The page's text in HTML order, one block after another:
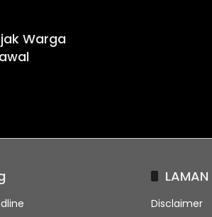
Warga
LAMAN
Disclaimer